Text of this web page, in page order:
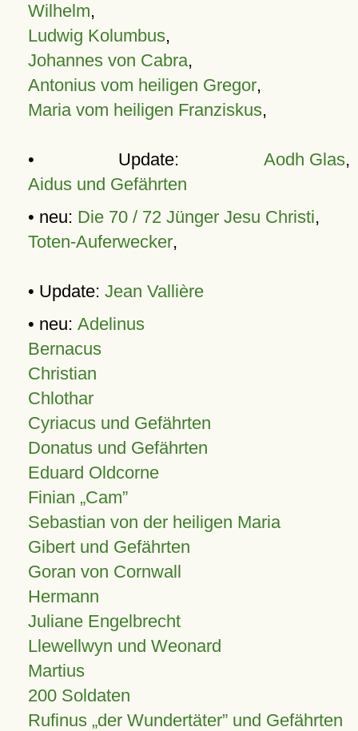
Wilhelm,
Ludwig Kolumbus,
Johannes von Cabra,
Antonius vom heiligen Gregor,
Maria vom heiligen Franziskus,
• Update: Aodh Glas,
Aidus und Gefährten
• neu: Die 70 / 72 Jünger Jesu Christi,
Toten-Auferwecker,
• Update: Jean Vallière
• neu: Adelinus
Bernacus
Christian
Chlothar
Cyriacus und Gefährten
Donatus und Gefährten
Eduard Oldcorne
Finian Cam
Sebastian von der heiligen Maria
Gibert und Gefährten
Goran von Cornwall
Hermann
Juliane Engelbrecht
Llewellwyn und Weonard
Martius
200 Soldaten
Rufinus „der Wundertäter” und Gefährten